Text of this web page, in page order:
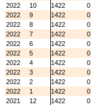
2022
10 1422
0
2022
9 1422
0
2022
8 1422
0
2022
7 1422
0
2022
6 1422
0
2022
5 1422
0
2022
4 1422
0
2022
3 1422
0
2022
2 1422
0
2022
1 1422
0
2021
12 1422
0